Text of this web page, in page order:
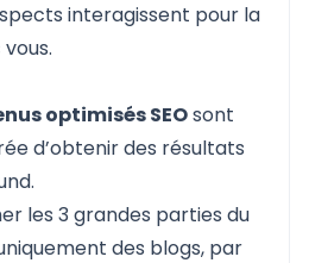
interagissent pour la
optimisés SEOsont
d’obtenir des résultats
les 3 grandes parties du
des blogs, par